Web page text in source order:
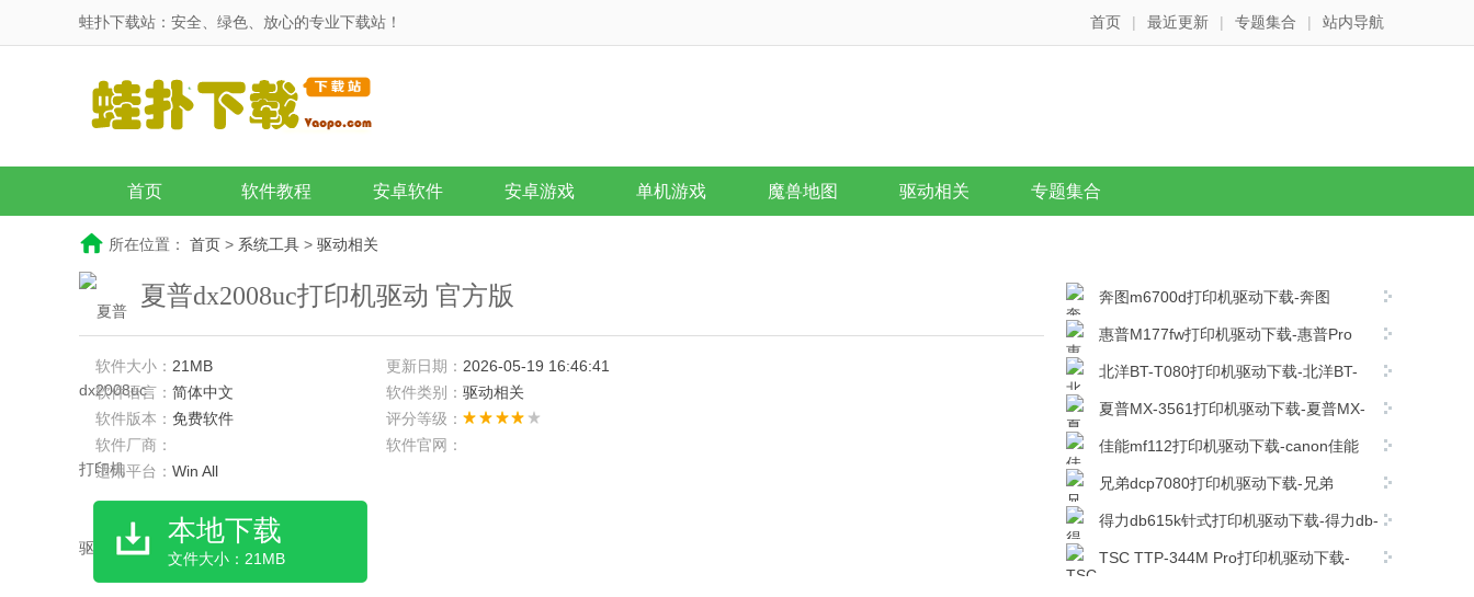
蛙扑下载站：安全、绿色、放心的专业下载站！ 首页 | 最近更新 | 专题集合 | 站内导航
首页 软件教程 安卓软件 安卓游戏 单机游戏 魔兽地图 驱动相关 专题集合
所在位置： 首页 > 系统工具 > 驱动相关
夏普dx2008uc打印机驱动 官方版
软件大小： 21MB 更新日期： 2026-05-19 16:46:41
软件语言： 简体中文 软件类别： 驱动相关
软件版本： 免费软件
评分等级：
软件厂商：
软件官网：
适用平台： Win All
本地下载
文件大小：21MB
奔图m6700d打印机驱动下载-奔图
m6700d打印机驱动最新版下载
惠普M177fw打印机驱动下载-惠普Pro
M177fw MFP打印机驱动程序
v15.0.16260.1230官方版下载
北洋BT-T080打印机驱动下载-北洋BT-
T080打印机驱动 v1.10官方版下载
夏普MX-3561打印机驱动下载-夏普MX-
3561复合机驱动 v08.05.04.35官方版下载
佳能mf112打印机驱动下载-canon佳能
mf112打印机驱动电脑版下载
兄弟dcp7080打印机驱动下载-兄弟
dcp7080打印机驱动电脑版下载
得力db615k针式打印机驱动下载-得力db-
615k针式打印机驱动官方版下载
TSC TTP-344M Pro打印机驱动下载-